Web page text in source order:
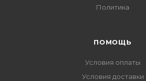
Политика
ПОМОЩЬ
Условия оплаты
Условия доставки